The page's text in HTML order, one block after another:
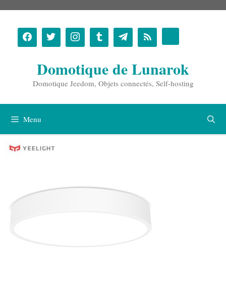
contenu
Domotique de Lunarok
Domotique Jeedom, Objets connectés, Self-hosting
Menu